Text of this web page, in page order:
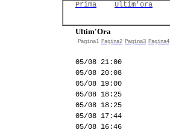
Prima Ultim'ora
Ultim'Ora
Pagina1 Pagina2 Pagina3 Pagina4
05/08 21:00
05/08 20:08
05/08 19:00
05/08 18:25
05/08 18:25
05/08 17:44
05/08 16:46